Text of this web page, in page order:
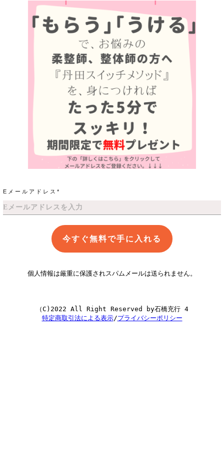
Eメールアドレス*
今すぐ無料で手に入れる
個人情報は厳重に保護されスパムメールは送られません。
（C)2022 All Right Reserved by石橋充行 4
特定商取引法による表示/プライバシーポリシー